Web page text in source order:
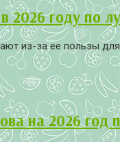
2026 году по
из-за ее пользы
на 2026 год